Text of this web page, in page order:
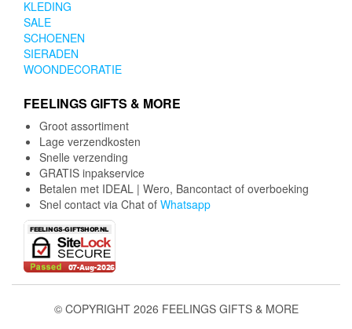
KLEDING
SALE
SCHOENEN
SIERADEN
WOONDECORATIE
FEELINGS GIFTS & MORE
Groot assortiment
Lage verzendkosten
Snelle verzending
GRATIS inpakservice
Betalen met IDEAL | Wero, Bancontact of overboeking
Snel contact via Chat of Whatsapp
© COPYRIGHT 2026 FEELINGS GIFTS & MORE